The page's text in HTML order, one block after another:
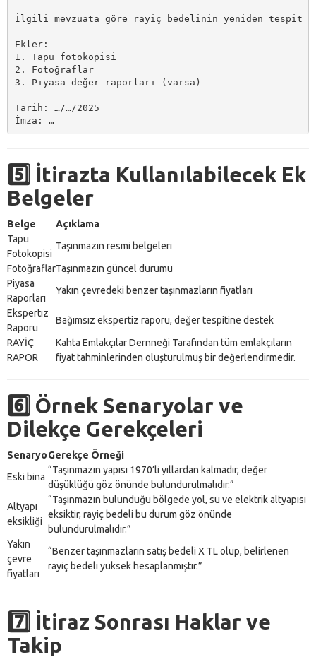
İlgili mevzuata göre rayiç bedelinin yeniden tespit
Ekler:
1. Tapu fotokopisi
2. Fotoğraflar
3. Piyasa değer raporları (varsa)
Tarih: …/…/2025
İmza: …
5️⃣ İtirazta Kullanılabilecek Ek
Belgeler
Belge
Açıklama
Tapu
Fotokopisi
Taşınmazın resmi belgeleri
FotoğraflarTaşınmazın güncel durumu
Piyasa
Raporları
Yakın çevredeki benzer taşınmazların fiyatları
Ekspertiz
Raporu
Bağımsız ekspertiz raporu, değer tespitine destek
RAYİÇ
RAPOR
Kahta Emlakçılar Dernneği Tarafından tüm emlakçıların
fiyat tahminlerinden oluşturulmuş bir değerlendirmedir.
6️⃣ Örnek Senaryolar ve
Dilekçe Gerekçeleri
SenaryoGerekçe Örneği
Eski bina
“Taşınmazın yapısı 1970’li yıllardan kalmadır, değer
düşüklüğü göz önünde bulundurulmalıdır.”
Altyapı
eksikliği
“Taşınmazın bulunduğu bölgede yol, su ve elektrik altyapısı
eksiktir, rayiç bedeli bu durum göz önünde
bulundurulmalıdır.”
Yakın
çevre
fiyatları
“Benzer taşınmazların satış bedeli X TL olup, belirlenen
rayiç bedeli yüksek hesaplanmıştır.”
7️⃣ İtiraz Sonrası Haklar ve
Takip